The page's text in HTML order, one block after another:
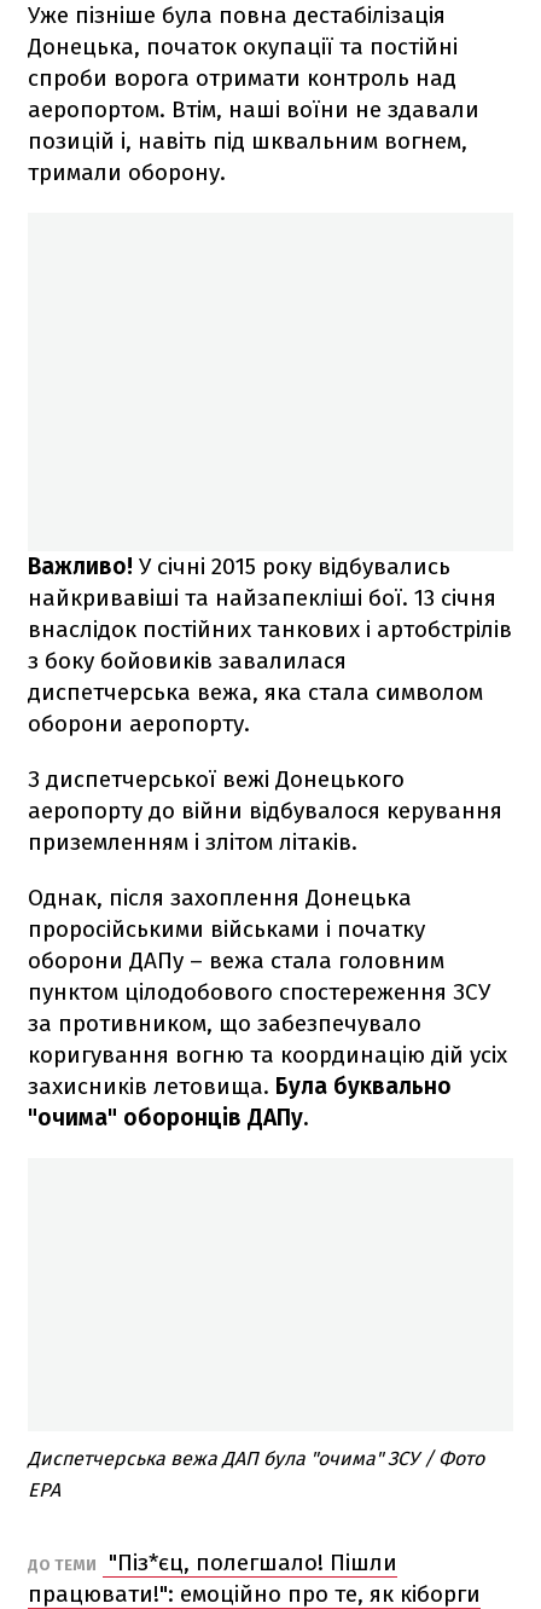
Уже пізніше була повна дестабілізація
Донецька, початок окупації та постійні
спроби ворога отримати контроль над
аеропортом. Втім, наші воїни не здавали
позицій і, навіть під шквальним вогнем,
тримали оборону.
Важливо! У січні 2015 року відбувались
найкривавіші та найзапекліші бої. 13 січня
внаслідок постійних танкових і артобстрілів
з боку бойовиків завалилася
диспетчерська вежа, яка стала символом
оборони аеропорту.
З диспетчерської вежі Донецького
аеропорту до війни відбувалося керування
приземленням і злітом літаків.
Однак, після захоплення Донецька
проросійськими військами і початку
оборони ДАПу – вежа стала головним
пунктом цілодобового спостереження ЗСУ
за противником, що забезпечувало
коригування вогню та координацію дій усіх
захисників летовища. Була буквально
"очима" оборонців ДАПу.
Диспетчерська вежа ДАП була "очима" ЗСУ / Фото
EPA
ДО ТЕМИ
"Піз*єц, полегшало! Пішли
працювати!": емоційно про те, як кіборги